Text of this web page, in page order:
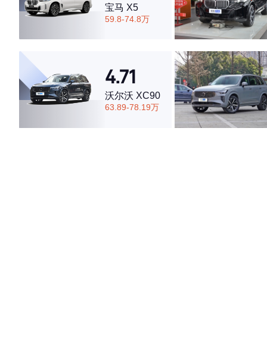
宝马 X5
59.8-74.8万
4.71
沃尔沃 XC90
63.89-78.19万